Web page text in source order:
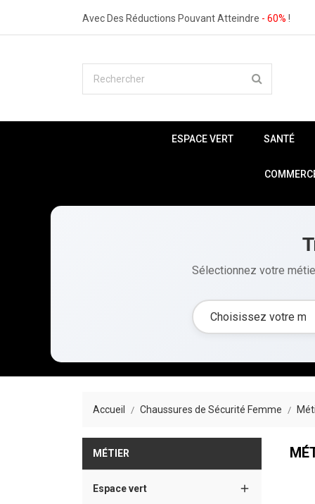
Avec Des Réductions Pouvant Atteindre - 60% !
ESPACE VERT SANTÉ
Sélectionnez votre
Accueil Chaussures de Sécurité Femme
MÉTIER
Espace vert 